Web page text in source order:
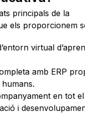
principals de la
els proporcionem
virtual
amb ERP
en tot
i